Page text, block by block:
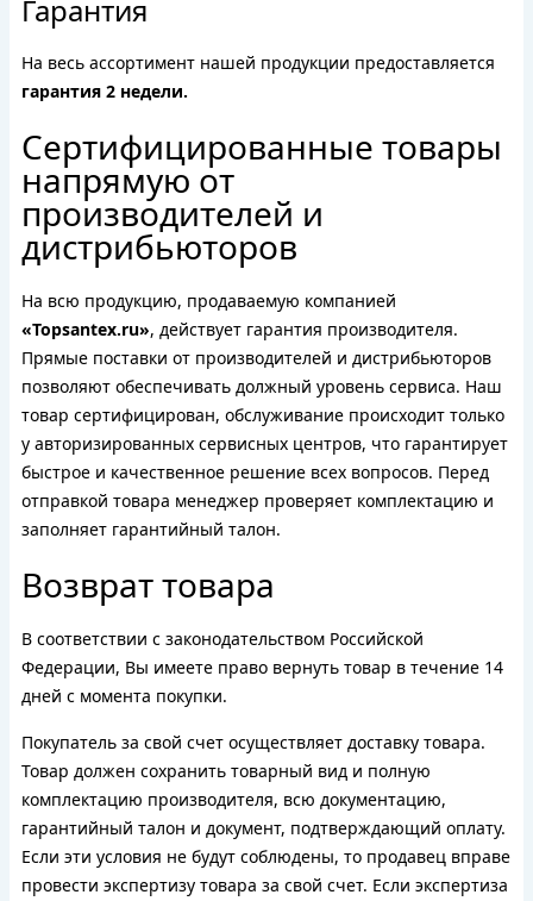
Гарантия
На весь ассортимент нашей продукции предоставляется
гарантия 2 недели.
Сертифицированные товары
напрямую от
производителей и
дистрибьюторов
На всю продукцию, продаваемую компанией
«Topsantex.ru», действует гарантия производителя.
Прямые поставки от производителей и дистрибьюторов
позволяют обеспечивать должный уровень сервиса. Наш
товар сертифицирован, обслуживание происходит только
у авторизированных сервисных центров, что гарантирует
быстрое и качественное решение всех вопросов. Перед
отправкой товара менеджер проверяет комплектацию и
заполняет гарантийный талон.
Возврат товара
В соответствии с законодательством Российской
Федерации, Вы имеете право вернуть товар в течение 14
дней с момента покупки.
Покупатель за свой счет осуществляет доставку товара.
Товар должен сохранить товарный вид и полную
комплектацию производителя, всю документацию,
гарантийный талон и документ, подтверждающий оплату.
Если эти условия не будут соблюдены, то продавец вправе
провести экспертизу товара за свой счет. Если экспертиза